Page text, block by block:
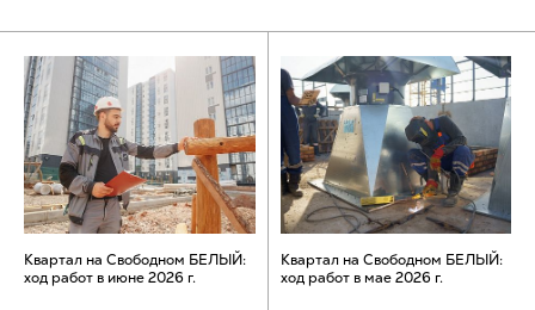
Квартал на Свободном БЕЛЫЙ:
ход работ в июне 2026 г.
Квартал на Свободном БЕЛЫЙ:
ход работ в мае 2026 г.